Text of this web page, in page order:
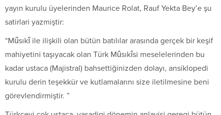
yayın kurulu üyelerinden Maurice Rolat, Rauf Yekta Bey’e şu
satirlari yazmiştir:
“Műsıkî ile ilişkili olan bütün batılılar arasında gerçek bir keşif
mahiyetini taşıyacak olan Türk Mûsıkîsi meselelerinden bu
kadar ustaca (Majistral) bahsettiğinizden dolayı, ansiklopedi
kurulu derin teşekkür ve kutlamalarını size iletilmesine beni
görevlendirmiştir. ”